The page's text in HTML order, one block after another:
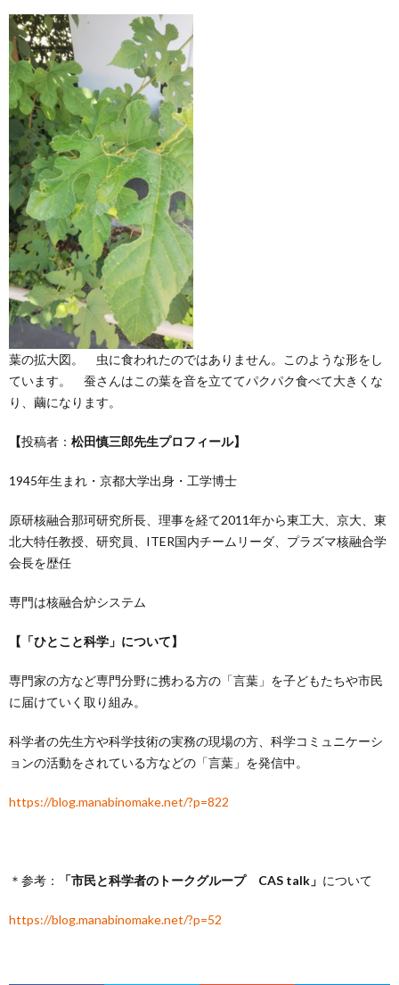
葉の拡大図。 虫に食われたのではありません。このような形をし
ています。 蚕さんはこの葉を音を立ててパクパク食べて大きくな
り、繭になります。
【投稿者： 松田慎三郎先生プロフィール】
1945年生まれ・京都大学出身・工学博士
原研核融合那珂研究所長、理事を経て2011年から東工大、京大、東
北大特任教授、研究員、ITER国内チームリーダ、プラズマ核融合学
会長を歴任
専門は核融合炉システム
【「ひとこと科学」について】
専門家の方など専門分野に携わる方の「言葉」を子どもたちや市民
に届けていく取り組み。
科学者の先生方や科学技術の実務の現場の方、科学コミュニケーシ
ョンの活動をされている方などの「言葉」を発信中。
https://blog.manabinomake.net/?p=822
＊参考： 「市民と科学者のトークグループ CAS talk」 について
https://blog.manabinomake.net/?p=52